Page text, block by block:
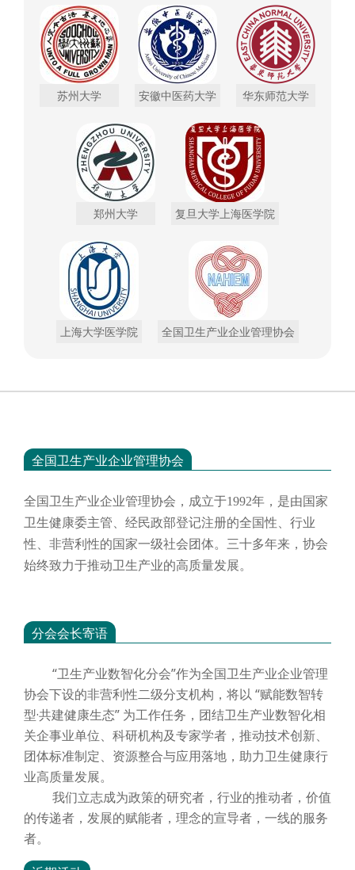
苏州大学 安徽中医药大学 华东师范大学
郑州大学 复旦大学上海医学院
上海大学医学院 全国卫生产业企业管理协会
全国卫生产业企业管理协会
全国卫生产业企业管理协会，成立于1992年，是由国家
卫生健康委主管、经民政部登记注册的全国性、行业
性、非营利性的国家一级社会团体。三十多年来，协会
始终致力于推动卫生产业的高质量发展。
分会会长寄语
“卫生产业数智化分会”作为全国卫生产业企业管理
协会下设的非营利性二级分支机构，将以 “赋能数智转
型·共建健康生态” 为工作任务，团结卫生产业数智化相
关企事业单位、科研机构及专家学者，推动技术创新、
团体标准制定、资源整合与应用落地，助力卫生健康行
业高质量发展。
我们立志成为政策的研究者，行业的推动者，价值
的传递者，发展的赋能者，理念的宣导者，一线的服务
者。